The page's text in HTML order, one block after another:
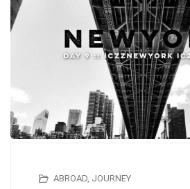
ABROAD, JOURNEY